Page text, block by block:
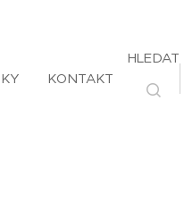
KONTAKT
HLEDAT